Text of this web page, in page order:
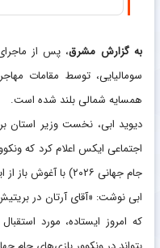
به گزارش مشرق، پس از
سومالیایی، توسط مقامات
همسایه شمالی بلند شده است.
دیوید ابی، نخست وزیر استان
اجتماعی ایکس اعلام کرد که
جام جهانی ۲۰۲۶) با آغوش باز از این داور استقبال می‌کند.
ابی نوشت: «آقای آرتان در
که امروز ایستاده، مورد